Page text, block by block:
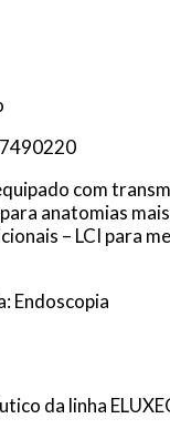
com
anatomias
– LCI para
Endoscopia
da linha